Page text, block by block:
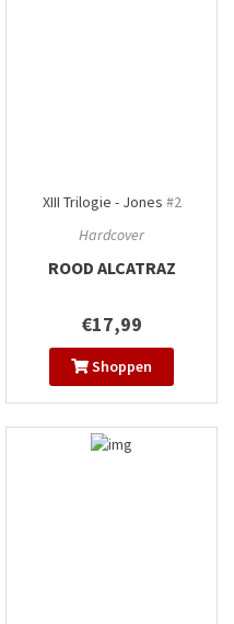
XIII Trilogie - Jones #2
Hardcover
ROOD ALCATRAZ
€17,99
Shoppen